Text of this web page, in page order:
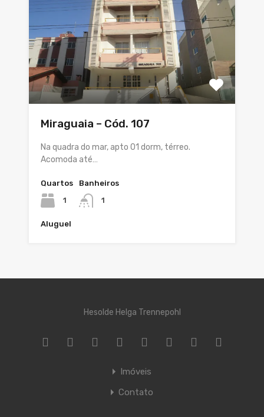
Miraguaia – Cód. 107
Na quadra do mar, apto 01 dorm, térreo.
Acomoda até…
Quartos
1
Banheiros
1
Aluguel
Hesolde Helga Trennepohl
Imóveis
Contato